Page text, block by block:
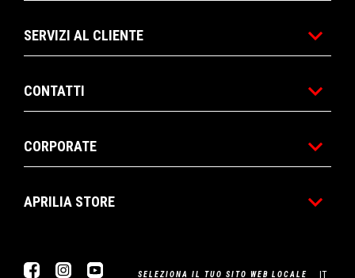
SERVIZI AL CLIENTE
CONTATTI
CORPORATE
APRILIA STORE
FacebookInstagramYoutubeSELEZIONA IL TUO SITO WEB LOCALE IT